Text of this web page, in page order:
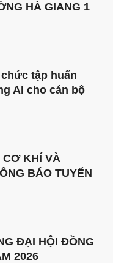
HÀ GIANG 1
tập huấn
AI cho cán bộ
CƠ KHÍ VÀ
BÁO TUYỂN
ĐẠI HỘI ĐỒNG
2026